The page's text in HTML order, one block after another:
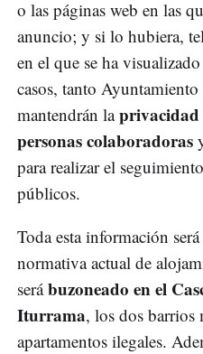
o las páginas web en las
anuncio; y si lo hubiera,
en el que se ha
casos, tanto
mantendrán laprivacidad
personas colaboradoras
para realizar el
públicos.
Toda esta información
normativa actual de
serábuzoneado en el
Iturrama, los dos barrios
apartamentos ilegales.